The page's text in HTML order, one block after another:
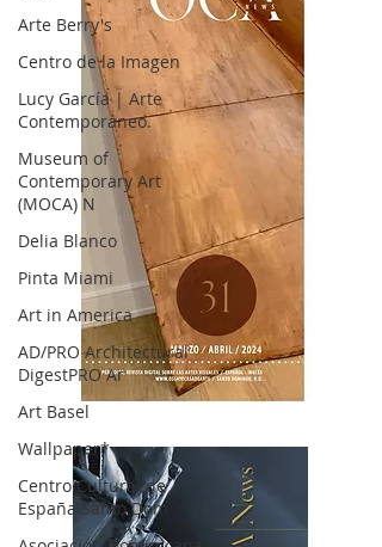
Arte Berry's
Centro de la Imagen
Lucy García | Arte
Contemporáneo.
Museum of
Contemporary Art
(MOCA) N
Delia Blanco
Pinta Miami
Art in America
AD/PRO Architectural
DigestPRO Ar
Art Basel
Wallpaper*
Centro Cultural de
España Santo Dom
OCA|News 31 / Marzo-Abril / 2024